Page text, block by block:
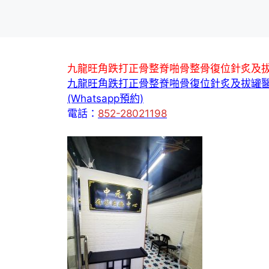
九龍旺角跌打正骨整脊啪骨整骨復位針炙及
九龍旺角跌打正骨整脊啪骨復位針炙及拔罐
(Whatsapp預約)
電話： 852-28021198